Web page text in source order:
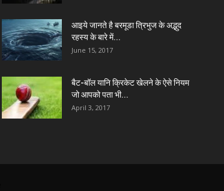
आइये जानते है बरमूडा त्रिभुज के अद्भुद
रहस्य के बारे में...
June 15, 2017
बैट-बॉल यानि क्रिकेट खेलने के ऐसे नियम
जो आपको पता भी...
April 3, 2017